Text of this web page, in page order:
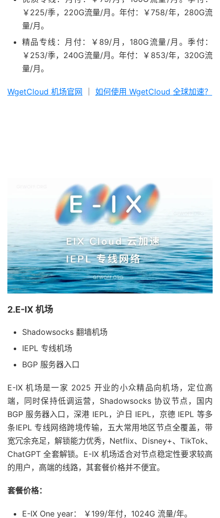
￥225/季，220G流量/月。年付：￥758/年，280G流
量/月。
精品专线：月付：￥89/月，180G流量/月。季付：
￥253/季，240G流量/月。年付：￥853/年，320G流
量/月。
WgetCloud 机场官网 如何使用 WgetCloud 全球加速？
2.E-IX 机场
Shadowsocks 翻墙机场
IEPL 专线机场
BGP 服务器入口
E-IX 机场是一家 2025 开业的小众精品向机场，定位高
端，同时保持低调运营，Shadowsocks 协议节点，国内
BGP 服务器入口，深港 IEPL，沪日 IEPL，京德 IEPL 等多
条IEPL 专线网络跨境传输，五大常用地区节点全覆盖，带
宽冗余充足，解锁能力优秀，Netflix、Disney+、TikTok、
ChatGPT 全套解锁。E-IX 机场适合对节点稳定性要求较高
的用户，高端的线路，其套餐价格并不便宜。
套餐价格：
E-IX One year： ￥199/年付，1024G 流量/年。